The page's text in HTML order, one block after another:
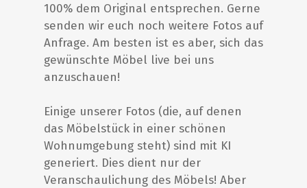
100% dem Original entsprechen. Gerne
senden wir euch noch weitere Fotos auf
Anfrage. Am besten ist es aber, sich das
gewünschte Möbel live bei uns
anzuschauen!
Einige unserer Fotos (die, auf denen
das Möbelstück in einer schönen
Wohnumgebung steht) sind mit KI
generiert. Dies dient nur der
Veranschaulichung des Möbels! Aber